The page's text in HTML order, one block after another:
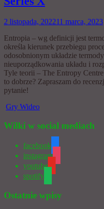
2 listopada, 202211 marca, 2023
Entropia – wg definicji jest
określa kierunek przebiegu
odosobnionym układzie
nieuporządkowania układu i
Tyle teorii – The Entropy
to dobrze? Zapraszam do
pytanie!
Gry Wideo
Wilki w social mediach
facebook
instagram
youtube
spotify
Ostatnie wpisy